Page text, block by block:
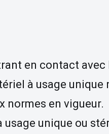
en contact avec
à usage unique
normes en vigueur.
unique ou